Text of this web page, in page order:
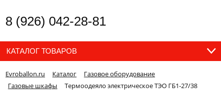
8 (926) 042-28-81
КАТАЛОГ ТОВАРОВ
Evroballon.ru Каталог
Газовое оборудование
Газовые шкафы
Термоодеяло электрическое ТЭО ГБ1-27/38